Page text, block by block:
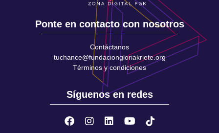
Ponte en contacto con nosotros
Contáctanos
tuchance@fundaciongloriakriete.org
Términos y condiciones
Síguenos en redes